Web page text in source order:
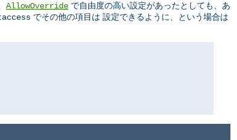
AllowOverride で自由度の高い設定があったとしても、あ
でその他の項目は 設定できるように、という場合は